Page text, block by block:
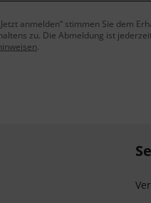
anmelden“ stimmen Sie dem
zu. Die Abmeldung ist
.